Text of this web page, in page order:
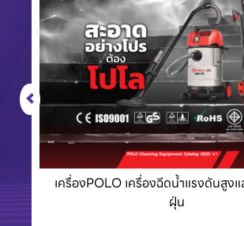
เครื่องPOLO เครื่องฉีดน้ำแรงดันสูงแ
ฝุ่น